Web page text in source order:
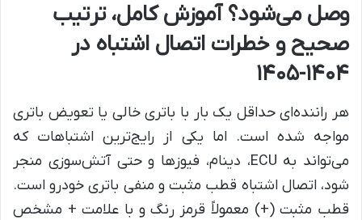
وصل می‌شود؟ آموزش کامل، ترتیب
صحیح و خطرات اتصال اشتباه در
۱۴۰۴-۱۴۰۵
هر راننده‌ای حداقل یک بار با باتری خالی یا تعویض باتری
مواجه شده است. اما یکی از رایج‌ترین اشتباهات که
می‌تواند به ECU، دینام، فیوزها و حتی آتش‌سوزی منجر
شود، اتصال اشتباه قطب مثبت و منفی باتری خودرو است.
قطب مثبت (+) معمولاً قرمز رنگ و با علامت + مشخص